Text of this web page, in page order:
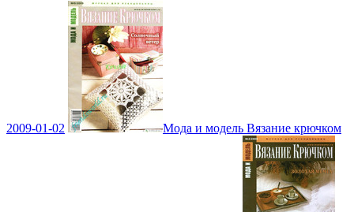
2009-01-02 Мода и модель Вязание крючком